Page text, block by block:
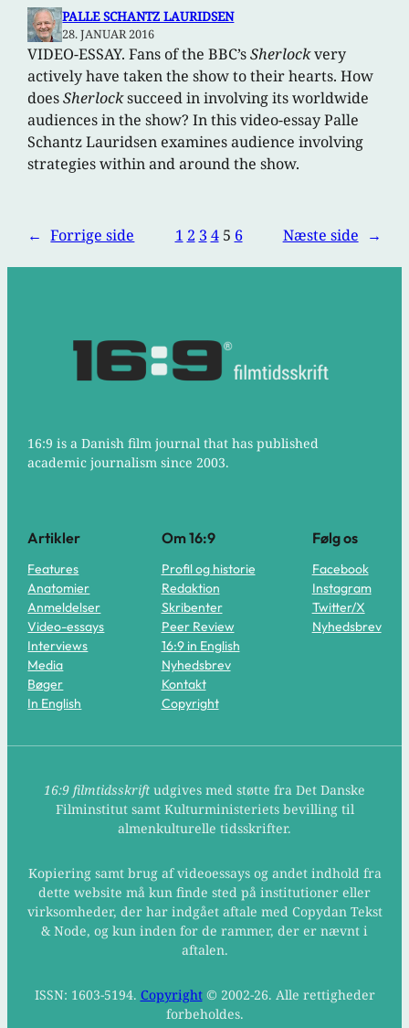
PALLE SCHANTZ LAURIDSEN
28. JANUAR 2016
VIDEO-ESSAY. Fans of the BBC’sSherlockvery
actively have taken the show to their hearts. How
doesSherlocksucceed in involving its worldwide
audiences in the show? In this video-essay Palle
Schantz Lauridsen examines audience involving
strategies within and around the show.
← Forrige side 1 2 3 4 5 6 Næste side →
16:9 is a Danish film journal that has published
academic journalism since 2003.
Artikler
Features
Anatomier
Anmeldelser
Video-essays
Interviews
Media
Bøger
In English
Om 16:9
Profil og historie
Redaktion
Skribenter
Peer Review
16:9 in English
Nyhedsbrev
Kontakt
Copyright
Følg os
Facebook
Instagram
Twitter/X
Nyhedsbrev
16:9 filmtidsskrift udgives med støtte fra Det Danske
Filminstitut samt Kulturministeriets bevilling til
almenkulturelle tidsskrifter.
Kopiering samt brug af videoessays og andet indhold fra
dette website må kun finde sted på institutioner eller
virksomheder, der har indgået aftale med Copydan Tekst
& Node, og kun inden for de rammer, der er nævnt i
aftalen.
ISSN: 1603-5194. Copyright© 2002-26. Alle rettigheder
forbeholdes.